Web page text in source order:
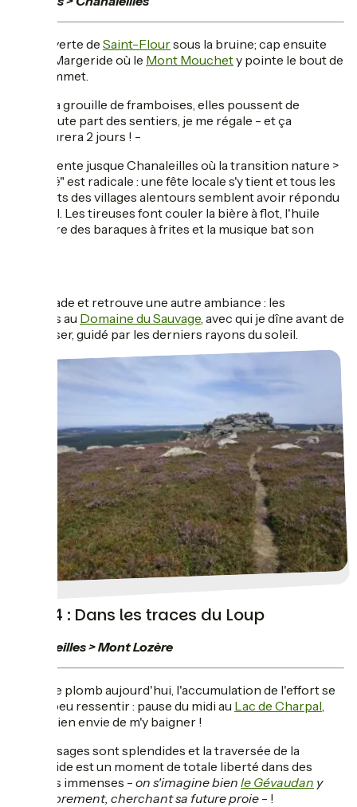
Découverte de Saint-Floursous la bruine; cap ensuite
vers la Margeride où le Mont Mouchety pointe le bout de
son sommet.
Ça grouille de framboises, elles poussent de
toute part des sentiers, je me régale - et ça
durera 2 jours ! -
Redescente jusque Chanaleilles où la transition nature >
"société" est radicale : une fête locale s'y tient et tous les
habitants des villages alentours semblent avoir répondu
à l'appel. Les tireuses font couler la bière à flot, l'huile
transpire des baraques à frites et la musique bat son
Je m'évade et retrouve une autre ambiance : les
pèlerins au Domaine du Sauvage, avec qui je dîne avant de
m'éclipser, guidé par les derniers rayons du soleil.
Jour 4 : Dans les traces du Loup
Chanaleilles > Mont Lozère
Soleil de plomb aujourd'hui, l'accumulation de l'effort se
fait un peu ressentir : pause du midi au Lac de Charpal,
j'aurai bien envie de m'y baigner !
Les paysages sont splendides et la traversée de la
Margeride est un moment de totale liberté dans des
espaces immenses - on s'imagine bien le Gévaudan y
rôder librement, cherchant sa future proie - !